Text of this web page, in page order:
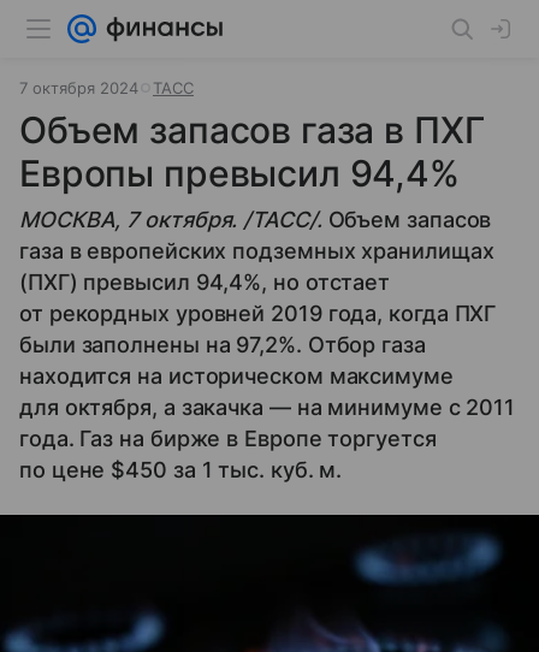
7 октября 2024 ТАСС
Объем запасов газа в ПХГ
Европы превысил 94,4%
МОСКВА, 7 октября. /ТАСС/. Объем запасов
газа в европейских подземных хранилищах
(ПХГ) превысил 94,4%, но отстает
от рекордных уровней 2019 года, когда ПХГ
были заполнены на 97,2%. Отбор газа
находится на историческом максимуме
для октября, а закачка — на минимуме с 2011
года. Газ на бирже в Европе торгуется
по цене $450 за 1 тыс. куб. м.